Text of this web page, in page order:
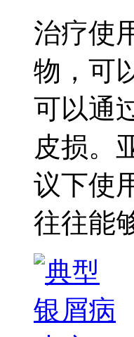
治疗使
物，可
可以通
皮损。
议下使
往往能